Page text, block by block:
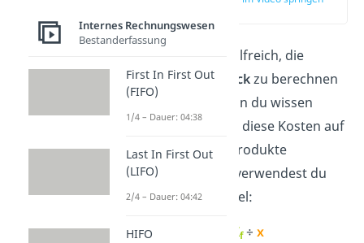
Manchmal ist es hilfreich, die
Fixkosten pro Stückzu berechnen
— besonders, wenn du wissen
möchtest, wie sich diese Kosten auf
den Preis deiner Produkte
auswirken. Dafür verwendest du
die folgende Formel:
Kf÷x
Internes Rechnungswesen
Bestanderfassung
First In First Out
(FIFO)
1/4 – Dauer: 04:38
Last In First Out
(LIFO)
2/4 – Dauer: 04:42
HIFO